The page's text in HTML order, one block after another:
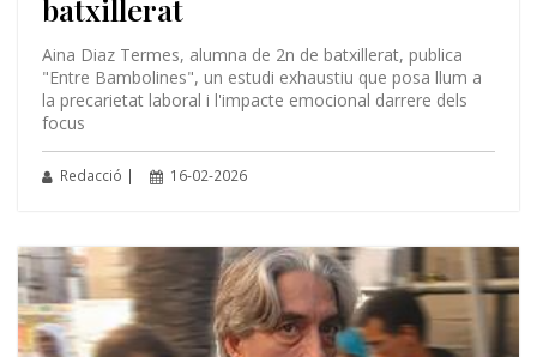
batxillerat
Aina Diaz Termes, alumna de 2n de batxillerat, publica
"Entre Bambolines", un estudi exhaustiu que posa llum a
la precarietat laboral i l'impacte emocional darrere dels
focus
Redacció | 16-02-2026